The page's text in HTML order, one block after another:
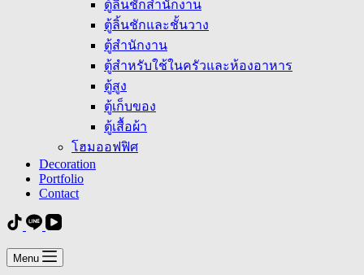
ตู้ลิ้นชักสำนักงาน
ตู้ลิ้นชักและชั้นวาง
ตู้สำนักงาน
ตู้สำหรับใช้ในครัวและห้องอาหาร
ตู้สูง
ตู้เก็บของ
ตู้เสื้อผ้า
โฮมออฟฟิศ
Decoration
Portfolio
Contact
Menu